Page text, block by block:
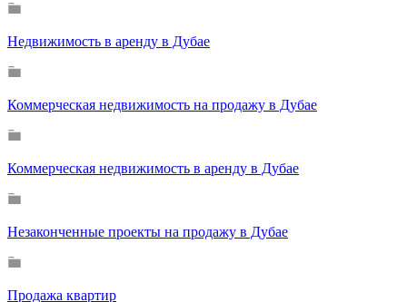
Недвижимость в аренду в Дубае
Коммерческая недвижимость на продажу в Дубае
Коммерческая недвижимость в аренду в Дубае
Незаконченные проекты на продажу в Дубае
Продажа квартир